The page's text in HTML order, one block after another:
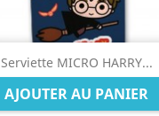
Serviette MICRO HARRY...
AJOUTER AU PANIER